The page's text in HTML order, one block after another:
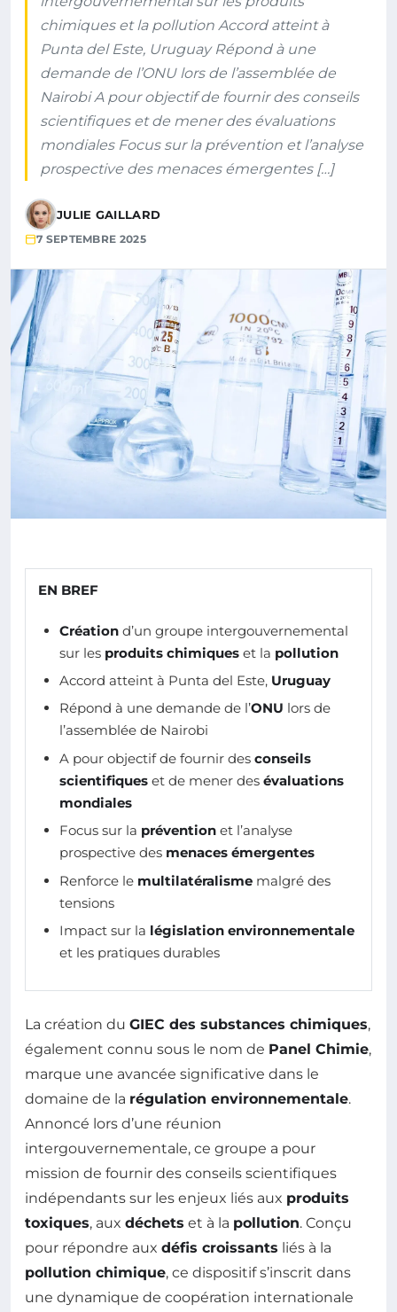
chimiques et la pollution Accord atteint à
Punta del Este, Uruguay Répond à une
demande de l’ONU lors de l’assemblée de
Nairobi A pour objectif de fournir des conseils
scientifiques et de mener des évaluations
mondiales Focus sur la prévention et l’analyse
prospective des menaces émergentes […]
JULIE GAILLARD
7 SEPTEMBRE 2025
EN BREF
Création d’un groupe intergouvernemental
sur les produits chimiques et la pollution
Accord atteint à Punta del Este, Uruguay
Répond à une demande de l’ONU lors de
l’assemblée de Nairobi
A pour objectif de fournir des conseils
scientifiques et de mener des évaluations
mondiales
Focus sur la prévention et l’analyse
prospective des menaces émergentes
Renforce le multilatéralisme malgré des
tensions
Impact sur la législation environnementale
et les pratiques durables
La création du GIEC des substances chimiques,
également connu sous le nom de Panel Chimie,
marque une avancée significative dans le
domaine de la régulation environnementale.
Annoncé lors d’une réunion
intergouvernementale, ce groupe a pour
mission de fournir des conseils scientifiques
indépendants sur les enjeux liés aux produits
toxiques, aux déchets et à la pollution. Conçu
pour répondre aux défis croissants liés à la
pollution chimique, ce dispositif s’inscrit dans
une dynamique de coopération internationale